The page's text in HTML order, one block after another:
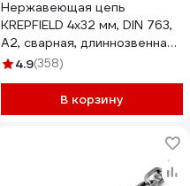
Нержавеющая цепь
KREPFIELD 4x32 мм, DIN 763,
А2, сварная, длиннозвенная,
5 м 763А2ЦЕПЬ4ММ-5
4.9(358)
В корзину